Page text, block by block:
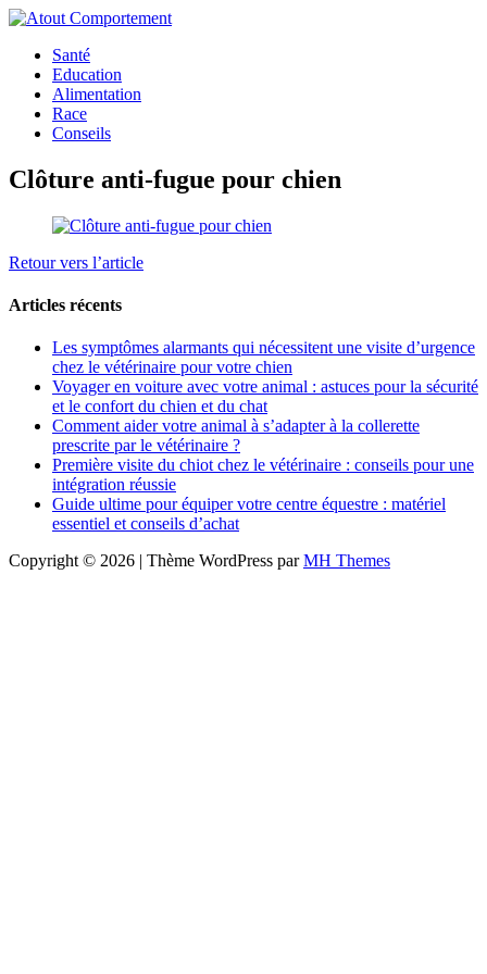
Santé
Education
Alimentation
Race
Conseils
Clôture anti-fugue pour chien
Retour vers l’article
Articles récents
Les symptômes alarmants qui nécessitent une visite d’urgence
chez le vétérinaire pour votre chien
Voyager en voiture avec votre animal : astuces pour la sécurité
et le confort du chien et du chat
Comment aider votre animal à s’adapter à la collerette
prescrite par le vétérinaire ?
Première visite du chiot chez le vétérinaire : conseils pour une
intégration réussie
Guide ultime pour équiper votre centre équestre : matériel
essentiel et conseils d’achat
Copyright © 2026 | Thème WordPress parMH Themes